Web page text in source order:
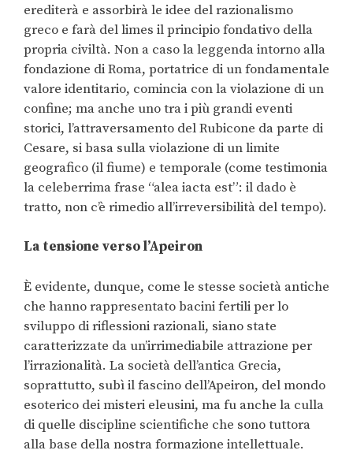
erediterà e assorbirà le idee del razionalismo
greco e farà del limes il principio fondativo della
propria civiltà. Non a caso la leggenda intorno alla
fondazione di Roma, portatrice di un fondamentale
valore identitario, comincia con la violazione di un
confine; ma anche uno tra i più grandi eventi
storici, l’attraversamento del Rubicone da parte di
Cesare, si basa sulla violazione di un limite
geografico (il fiume) e temporale (come testimonia
la celeberrima frase “alea iacta est”: il dado è
tratto, non c’è rimedio all’irreversibilità del tempo).
La tensione verso l’Apeiron
È evidente, dunque, come le stesse società antiche
che hanno rappresentato bacini fertili per lo
sviluppo di riflessioni razionali, siano state
caratterizzate da un’irrimediabile attrazione per
l’irrazionalità. La società dell’antica Grecia,
soprattutto, subì il fascino dell’Apeiron, del mondo
esoterico dei misteri eleusini, ma fu anche la culla
di quelle discipline scientifiche che sono tuttora
alla base della nostra formazione intellettuale.